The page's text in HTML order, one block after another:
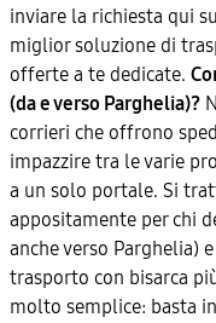
inviare la richiesta qui
miglior soluzione di
offerte a te dedicate.
(da e verso Parghelia)?
corrieri che offrono
impazzire tra le varie
a un solo portale. Si
appositamente per chi
anche verso Parghelia)
trasporto con bisarca
molto semplice: basta